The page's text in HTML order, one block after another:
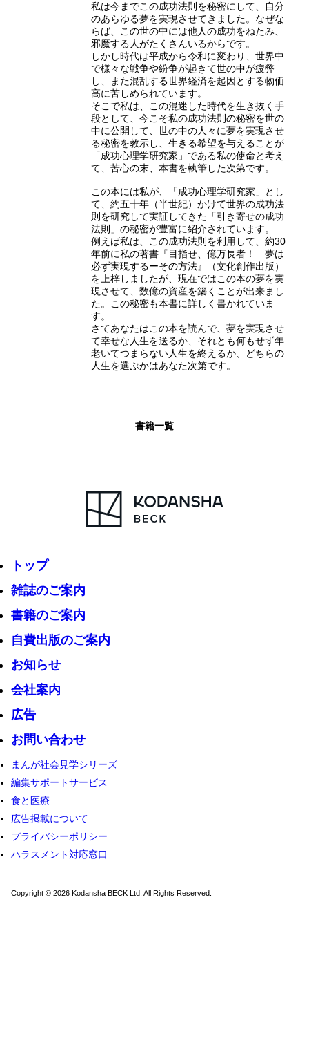
私は今までこの成功法則を秘密にして、自分
のあらゆる夢を実現させてきました。なぜな
らば、この世の中には他人の成功をねたみ、
邪魔する人がたくさんいるからです。
しかし時代は平成から令和に変わり、世界中
で様々な戦争や紛争が起きて世の中が疲弊
し、また混乱する世界経済を起因とする物価
高に苦しめられています。
そこで私は、この混迷した時代を生き抜く手
段として、今こそ私の成功法則の秘密を世の
中に公開して、世の中の人々に夢を実現させ
る秘密を教示し、生きる希望を与えることが
「成功心理学研究家」である私の使命と考え
て、苦心の末、本書を執筆した次第です。
この本には私が、「成功心理学研究家」とし
て、約五十年（半世紀）かけて世界の成功法
則を研究して実証してきた「引き寄せの成功
法則」の秘密が豊富に紹介されています。
例えば私は、この成功法則を利用して、約30
年前に私の著書『目指せ、億万長者！ 夢は
必ず実現するーその方法』（文化創作出版）
を上梓しましたが、現在ではこの本の夢を実
現させて、数億の資産を築くことが出来まし
た。この秘密も本書に詳しく書かれていま
す。
さてあなたはこの本を読んで、夢を実現させ
て幸せな人生を送るか、それとも何もせず年
老いてつまらない人生を終えるか、どちらの
人生を選ぶかはあなた次第です。
書籍一覧
トップ
雑誌のご案内
書籍のご案内
自費出版のご案内
お知らせ
会社案内
広告
お問い合わせ
まんが社会見学シリーズ
編集サポートサービス
食と医療
広告掲載について
プライバシーポリシー
ハラスメント対応窓口
Copyright © 2026 Kodansha BECK Ltd. All Rights Reserved.